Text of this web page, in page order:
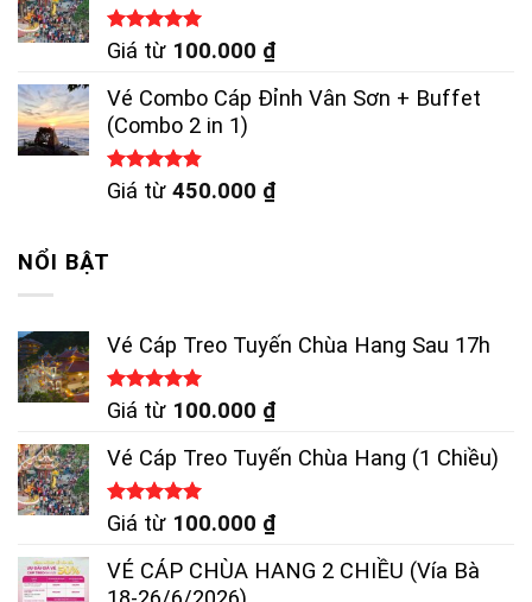
Được xếp
5 sao
Giá từ 100.000 ₫
Vé Combo Cáp Đỉnh Vân Sơn + Buffet
(Combo 2 in 1)
Được xếp
Giá từ 450.000 ₫
NỔI BẬT
Vé Cáp Treo Tuyến Chùa Hang Sau 17h
Được xếp
Giá từ 100.000 ₫
Vé Cáp Treo Tuyến Chùa Hang (1 Chiều)
Được xếp
5 sao
Giá từ 100.000 ₫
VÉ CÁP CHÙA HANG 2 CHIỀU (Vía Bà